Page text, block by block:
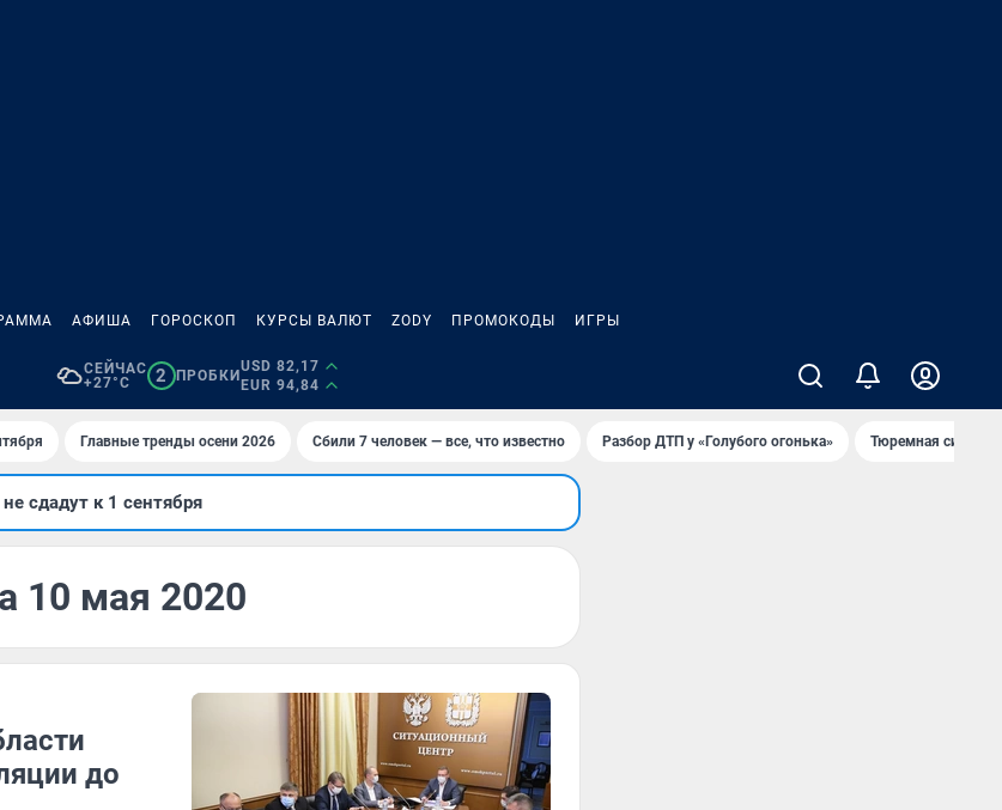
АФИША ГОРОСКОП КУРСЫ ВАЛЮТ ZODY ПРОМОКОДЫ ИГРЫ
СЕЙЧАС
+27°C
2 ПРОБКИ
USD 82,17
EUR 94,84
Главные тренды осени 2026 Сбили 7 человек — все, что известно Разбор ДТП у «Голубого огонька» Тюремная
сдадут к 1 сентября
10 мая 2020
до